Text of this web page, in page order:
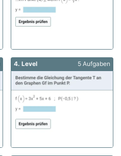
4. Level 5 Aufgaben